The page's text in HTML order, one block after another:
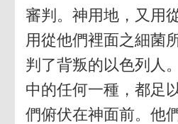
審判。神用地，又用
用從他們裡面之細菌
判了背叛的以色列人
中的任何一種，都足
們俯伏在神面前。他